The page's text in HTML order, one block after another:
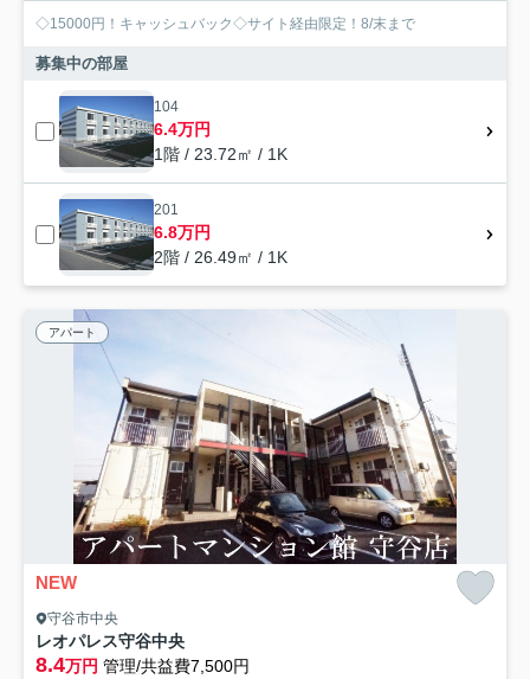
◇15000円！キャッシュバック◇サイト経由限定！8/末まで
募集中の部屋
104
6.4万円
1階 / 23.72㎡ / 1K
201
6.8万円
2階 / 26.49㎡ / 1K
アパート
NEW
守谷市中央
レオパレス守谷中央
8.4万円 管理/共益費7,500円